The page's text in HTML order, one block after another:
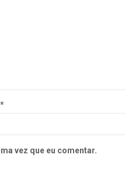
*
vez que eu comentar.